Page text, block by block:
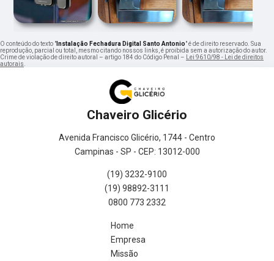
O conteúdo do texto " Instalação Fechadura Digital Santo Antonio" é de direito reservado. Sua
reprodução, parcial ou total, mesmo citando nossos links, é proibida sem a autorização do autor.
Crime de violação de direito autoral – artigo 184 do Código Penal –
Lei 9610/98 - Lei de direitos
autorais
Chaveiro Glicério
Avenida Francisco Glicério, 1744 - Centro
Campinas - SP - CEP: 13012-000
(19) 3232-9100
(19) 98892-3111
0800 773 2332
Home
Empresa
Missão